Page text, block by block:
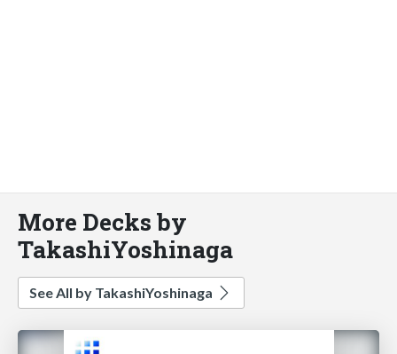
More Decks by
TakashiYoshinaga
See All by TakashiYoshinaga